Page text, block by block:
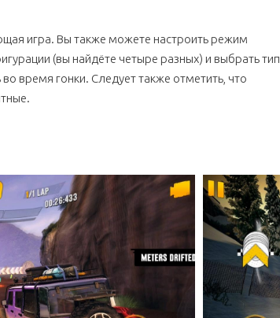
игра. Вы также можете настроить режим
(вы найдёте четыре разных) и выбрать тип
время гонки. Следует также отметить, что